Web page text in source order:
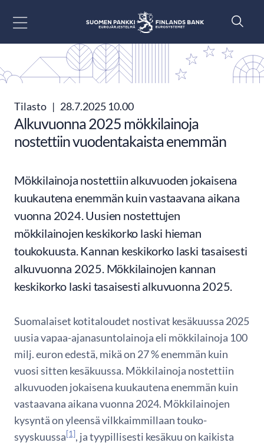
Tilasto | 28.7.2025 10.00
Alkuvuonna 2025 mökkilainoja
nostettiin vuodentakaista enemmän
Mökkilainoja nostettiin alkuvuoden jokaisena
kuukautena enemmän kuin vastaavana aikana
vuonna 2024. Uusien nostettujen
mökkilainojen keskikorko laski hieman
toukokuusta. Kannan keskikorko laski tasaisesti
alkuvuonna 2025. Mökkilainojen kannan
keskikorko laski tasaisesti alkuvuonna 2025.
Suomalaiset kotitaloudet nostivat kesäkuussa 2025
uusia vapaa-ajanasuntolainoja eli mökkilainoja 100
milj. euron edestä, mikä on 27 % enemmän kuin
vuosi sitten kesäkuussa. Mökkilainoja nostettiin
alkuvuoden jokaisena kuukautena enemmän kuin
vastaavana aikana vuonna 2024. Mökkilainojen
kysyntä on yleensä vilkkaimmillaan touko-
syyskuussa[1], ja tyypillisesti kesäkuu on kaikista